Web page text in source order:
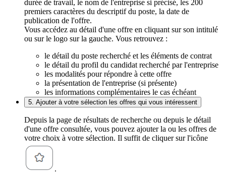
durée de travail, le nom de l'entreprise si précisé, les 200
premiers caractères du descriptif du poste, la date de
publication de l'offre.
Vous accédez au détail d'une offre en cliquant sur son intitulé
ou sur le logo sur la gauche. Vous retrouvez :
le détail du poste recherché et les éléments de contrat
le détail du profil du candidat recherché par l'entreprise
les modalités pour répondre à cette offre
la présentation de l'entreprise (si présente)
les informations complémentaires le cas échéant
5. Ajouter à votre sélection les offres qui vous intéressent
Depuis la page de résultats de recherche ou depuis le détail
d'une offre consultée, vous pouvez ajouter la ou les offres de
votre choix à votre sélection. Il suffit de cliquer sur l'icône
.